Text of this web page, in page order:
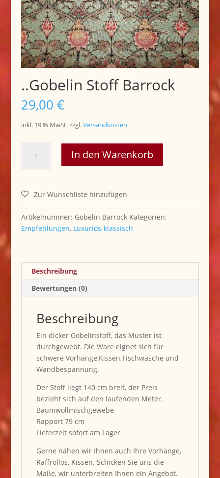
..Gobelin Stoff Barrock
29,00 €
inkl. 19 % MwSt. zzgl.Versandkosten
In den Warenkorb
Artikelnummer: Gobelin Barrock Kategorien:
Empfehlungen, Luxuriös-klassisch
Beschreibung
Bewertungen (0)
Beschreibung
Ein dicker Gobelinstoff, das Muster ist
durchgewebt. Die Ware eignet sich für
schwere Vorhänge,Kissen,Tischwäsche und
Wandbespannung.
Der Stoff liegt 140 cm breit, der Preis
bezieht sich auf den laufenden Meter.
Baumwollmischgewebe
Rapport 79 cm
Lieferzeit sofort am Lager
Gerne nähen wir Ihnen auch Ihre Vorhänge,
Raffrollos, Kissen. Schicken Sie uns die
Maße, wir unterbreiten Ihnen ein Angebot.